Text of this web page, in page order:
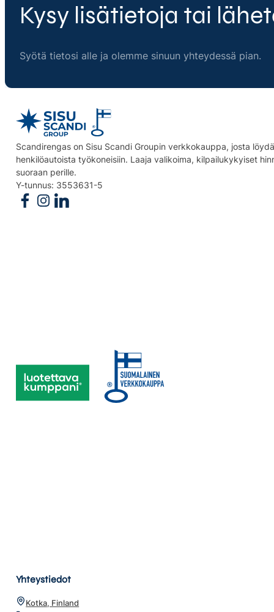
Kysy lisätietoja tai
Syötä tietosi alle ja olemme sinuun yhteydessä pian.
Scandirengas on Sisu Scandi Groupin verkkokauppa, josta
henkilöautoista työkoneisiin. Laaja valikoima, kilpailukykyiset
suoraan perille.
Y-tunnus: 3553631-5
Follow us on Facebook
Follow us on Instagram
Follow us on Linkedin
Yhteystiedot
Kotka, Finland